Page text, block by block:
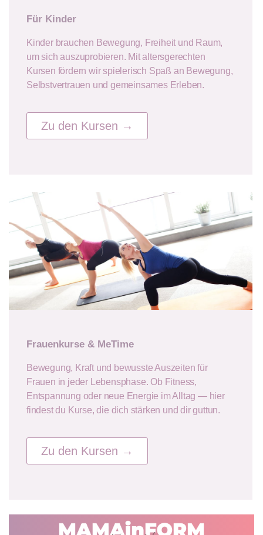
Für Kinder
Kinder brauchen Bewegung, Freiheit und Raum,
um sich auszuprobieren. Mit altersgerechten
Kursen fördern wir spielerisch Spaß an Bewegung,
Selbstvertrauen und gemeinsames Erleben.
Zu den Kursen →
Frauenkurse & MeTime
Bewegung, Kraft und bewusste Auszeiten für
Frauen in jeder Lebensphase. Ob Fitness,
Entspannung oder neue Energie im Alltag — hier
findest du Kurse, die dich stärken und dir guttun.
Zu den Kursen →